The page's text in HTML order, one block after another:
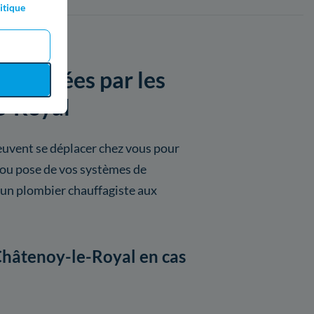
par les
Royal
se déplacer chez vous pour
pose de vos systèmes de
plombier chauffagiste aux
le-Royal en cas